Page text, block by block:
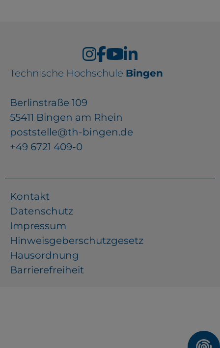
Technische Hochschule Bingen
Berlinstraße 109
55411 Bingen am Rhein
poststelle@th-bingen.de
+49 6721 409-0
Kontakt
Datenschutz
Impressum
Hinweisgeberschutzgesetz
Hausordnung
Barrierefreiheit